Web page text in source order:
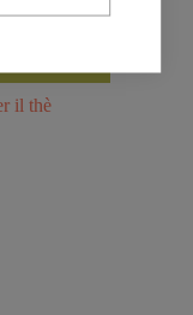
il thè